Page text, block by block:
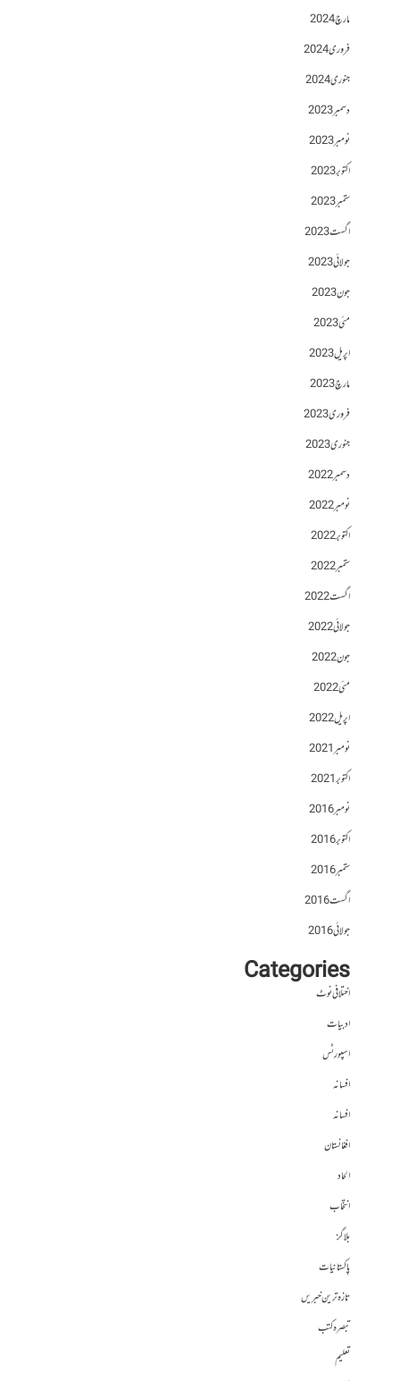
مارچ 2024
فروری 2024
جنوری 2024
دسمبر 2023
نومبر 2023
اکتوبر 2023
ستمبر 2023
اگست 2023
جولائی 2023
جون 2023
مئی 2023
اپریل 2023
مارچ 2023
فروری 2023
جنوری 2023
دسمبر 2022
نومبر 2022
اکتوبر 2022
ستمبر 2022
اگست 2022
جولائی 2022
جون 2022
مئی 2022
اپریل 2022
نومبر 2021
اکتوبر 2021
نومبر 2016
اکتوبر 2016
ستمبر 2016
اگست 2016
جولائی 2016
Categories
اختلافی نوٹ
ادبیات
اسپورٹس
افسانہ
افسانہ
افغانستان
الحاد
انتخاب
بلاگز
پاکستانیات
تازہ ترین خبریں
تبصرہ کتب
تعلیم